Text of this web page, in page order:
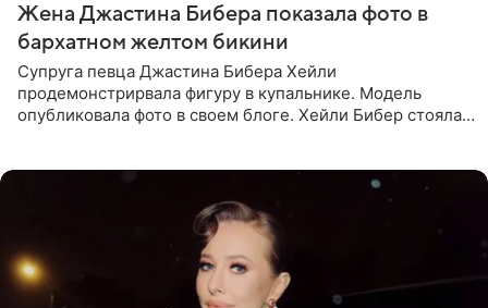
Жена Джастина Бибера показала фото в
бархатном желтом бикини
Супруга певца Джастина Бибера Хейли
продемонстрирвала фигуру в купальнике. Модель
опубликовала фото в своем блоге. Хейли Бибер стояла